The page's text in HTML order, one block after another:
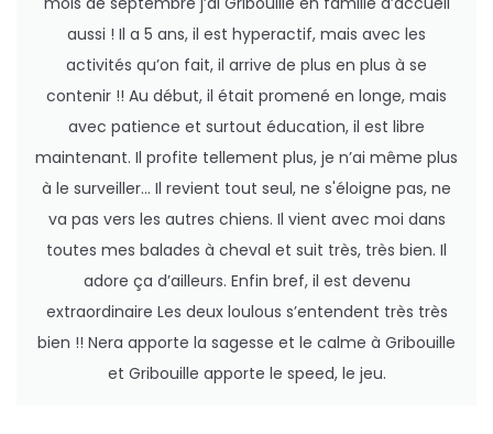
aussi ! Il a 5 ans, il est hyperactif, mais avec les
activités qu’on fait, il arrive de plus en plus à se
contenir !! Au début, il était promené en longe, mais
avec patience et surtout éducation, il est libre
maintenant. Il profite tellement plus, je n’ai même plus
à le surveiller… Il revient tout seul, ne s'éloigne pas, ne
va pas vers les autres chiens. Il vient avec moi dans
toutes mes balades à cheval et suit très, très bien. Il
adore ça d’ailleurs. Enfin bref, il est devenu
extraordinaire Les deux loulous s’entendent très très
bien !! Nera apporte la sagesse et le calme à Gribouille
et Gribouille apporte le speed, le jeu.